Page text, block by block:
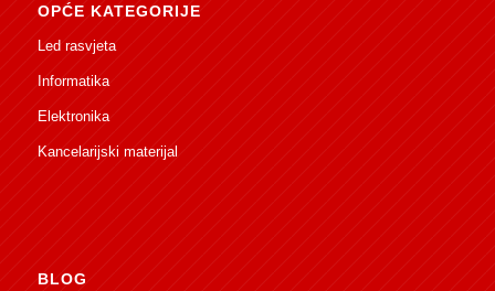
OPĆE KATEGORIJE
Led rasvjeta
Informatika
Elektronika
Kancelarijski materijal
BLOG